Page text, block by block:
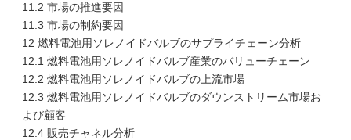
11.2 市場の推進要因
11.3 市場の制約要因
12 燃料電池用ソレノイドバルブのサプライチェーン分析
12.1 燃料電池用ソレノイドバルブ産業のバリューチェーン
12.2 燃料電池用ソレノイドバルブの上流市場
12.3 燃料電池用ソレノイドバルブのダウンストリーム市場お
よび顧客
12.4 販売チャネル分析